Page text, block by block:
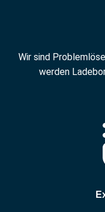
Wir sind
werden